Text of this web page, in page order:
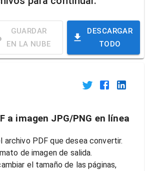
GUARDAR
EN LA NUBE
DESCARGAR
TODO
a imagen JPG/PNG en línea
archivo PDF que desea convertir.
de imagen de salida.
el tamaño de las páginas,